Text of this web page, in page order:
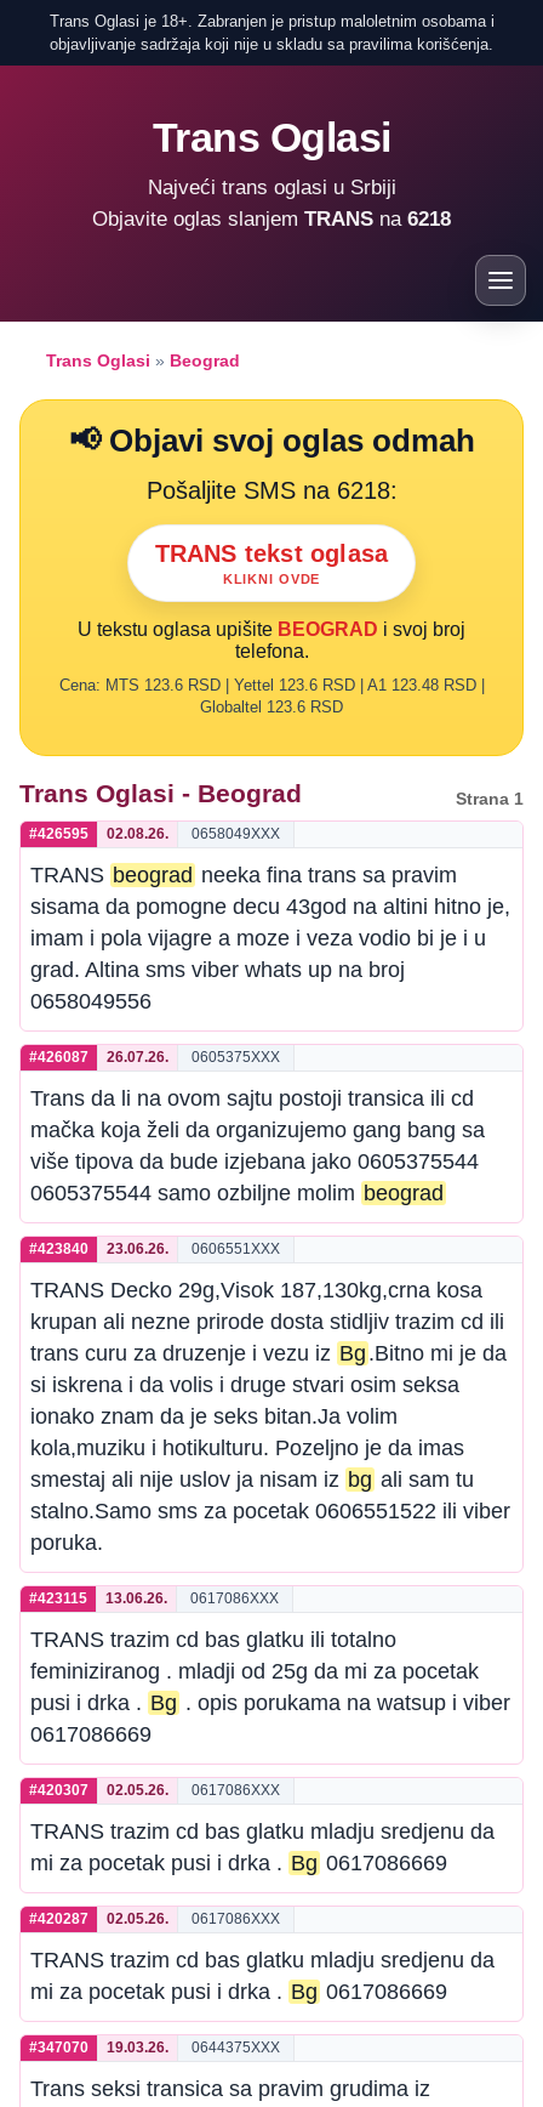
Trans Oglasi je 18+. Zabranjen je pristup maloletnim osobama i
objavljivanje sadržaja koji nije u skladu sa pravilima korišćenja.
Trans Oglasi
Najveći trans oglasi u Srbiji
Objavite oglas slanjem TRANS na 6218
Trans Oglasi » Beograd
📢 Objavi svoj oglas odmah
Pošaljite SMS na 6218:
TRANS tekst oglasa
KLIKNI OVDE
U tekstu oglasa upišite BEOGRAD i svoj broj
telefona.
Cena: MTS 123.6 RSD | Yettel 123.6 RSD | A1 123.48 RSD |
Globaltel 123.6 RSD
Trans Oglasi - Beograd Strana 1
#426595 02.08.26. 0658049XXX
TRANS beograd neeka fina trans sa pravim
sisama da pomogne decu 43god na altini hitno je,
imam i pola vijagre a moze i veza vodio bi je i u
grad. Altina sms viber whats up na broj
0658049556
#426087 26.07.26. 0605375XXX
Trans da li na ovom sajtu postoji transica ili cd
mačka koja želi da organizujemo gang bang sa
više tipova da bude izjebana jako 0605375544
0605375544 samo ozbiljne molim beograd
#423840 23.06.26. 0606551XXX
TRANS Decko 29g,Visok 187,130kg,crna kosa
krupan ali nezne prirode dosta stidljiv trazim cd ili
trans curu za druzenje i vezu iz Bg .Bitno mi je da
si iskrena i da volis i druge stvari osim seksa
ionako znam da je seks bitan.Ja volim
kola,muziku i hotikulturu. Pozeljno je da imas
smestaj ali nije uslov ja nisam iz bg ali sam tu
stalno.Samo sms za pocetak 0606551522 ili viber
poruka.
#423115 13.06.26. 0617086XXX
TRANS trazim cd bas glatku ili totalno
feminiziranog . mladji od 25g da mi za pocetak
pusi i drka . Bg . opis porukama na watsup i viber
0617086669
#420307 02.05.26. 0617086XXX
TRANS trazim cd bas glatku mladju sredjenu da
mi za pocetak pusi i drka . Bg 0617086669
#420287 02.05.26. 0617086XXX
TRANS trazim cd bas glatku mladju sredjenu da
mi za pocetak pusi i drka . Bg 0617086669
#347070 19.03.26. 0644375XXX
Trans seksi transica sa pravim grudima iz